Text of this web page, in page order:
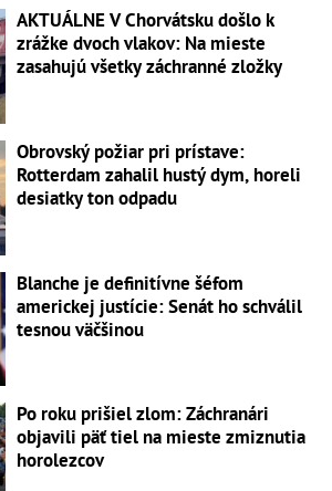
AKTUÁLNE V Chorvátsku došlo k
zrážke dvoch vlakov: Na mieste
zasahujú všetky záchranné zložky
Obrovský požiar pri prístave:
Rotterdam zahalil hustý dym, horeli
desiatky ton odpadu
Blanche je definitívne šéfom
americkej justície: Senát ho schválil
tesnou väčšinou
Po roku prišiel zlom: Záchranári
objavili päť tiel na mieste zmiznutia
horolezcov